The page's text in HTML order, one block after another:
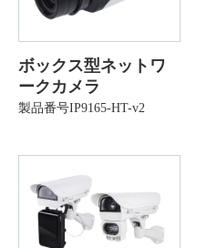
ボックス型ネットワ
ークカメラ
製品番号IP9165-HT-v2